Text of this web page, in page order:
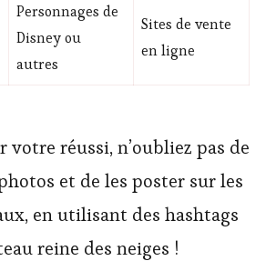
Personnages de
Disney ou
autres
Sites de vente
en ligne
votre réussi, n’oubliez pas de
et de les poster sur les
en utilisant des hashtags
reine des neiges !